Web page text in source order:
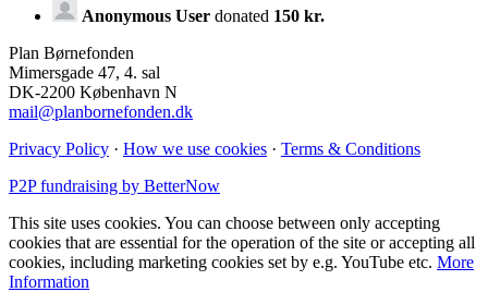
Anonymous User donated 150 kr.
Plan Børnefonden
Mimersgade 47, 4. sal
DK-2200 København N
mail@planbornefonden.dk
Privacy Policy · How we use cookies · Terms & Conditions
P2P fundraising by BetterNow
This site uses cookies. You can choose between only accepting
cookies that are essential for the operation of the site or accepting all
cookies, including marketing cookies set by e.g. YouTube etc. More
Information